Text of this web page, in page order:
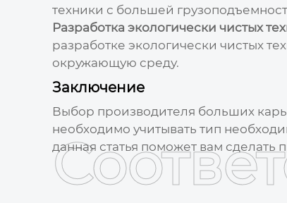
техники с большей
Разработка экологически чистых
разработке экологически чистых
окружающую среду.
Заключение
Выбор производителя больших
необходимо учитывать тип
данная статья поможет вам сделать